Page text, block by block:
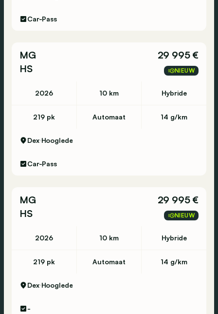
Car-Pass
MG
HS
29 995 €
NIEUW
2026 10 km Hybride
219 pk Automaat 14 g/km
Dex Hooglede
Car-Pass
MG
HS
29 995 €
NIEUW
2026 10 km Hybride
219 pk Automaat 14 g/km
Dex Hooglede
-